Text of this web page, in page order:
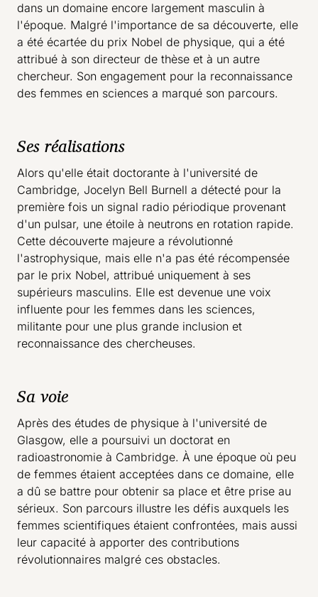
dans un domaine encore largement masculin à
l'époque. Malgré l'importance de sa découverte, elle
a été écartée du prix Nobel de physique, qui a été
attribué à son directeur de thèse et à un autre
chercheur. Son engagement pour la reconnaissance
des femmes en sciences a marqué son parcours.
Ses réalisations
Alors qu'elle était doctorante à l'université de
Cambridge, Jocelyn Bell Burnell a détecté pour la
première fois un signal radio périodique provenant
d'un pulsar, une étoile à neutrons en rotation rapide.
Cette découverte majeure a révolutionné
l'astrophysique, mais elle n'a pas été récompensée
par le prix Nobel, attribué uniquement à ses
supérieurs masculins. Elle est devenue une voix
influente pour les femmes dans les sciences,
militante pour une plus grande inclusion et
reconnaissance des chercheuses.
Sa voie
Après des études de physique à l'université de
Glasgow, elle a poursuivi un doctorat en
radioastronomie à Cambridge. À une époque où peu
de femmes étaient acceptées dans ce domaine, elle
a dû se battre pour obtenir sa place et être prise au
sérieux. Son parcours illustre les défis auxquels les
femmes scientifiques étaient confrontées, mais aussi
leur capacité à apporter des contributions
révolutionnaires malgré ces obstacles.